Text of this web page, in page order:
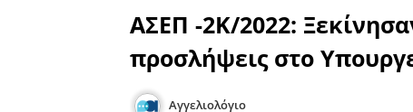
ΑΣΕΠ -2Κ/2022:
προσλήψεις στο
Αγγελιολόγιο